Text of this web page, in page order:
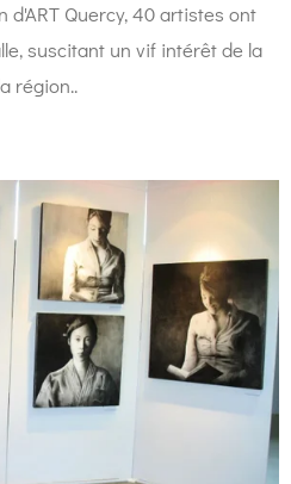
d'ART Quercy, 40 artistes ont
suscitant un vif intérêt de la
région..